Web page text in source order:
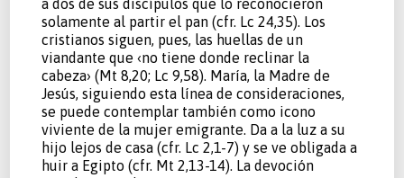
a dos de sus discípulos que lo reconocieron
solamente al partir el pan (cfr. Lc 24,35). Los
cristianos siguen, pues, las huellas de un
viandante que ‹no tiene donde reclinar la
cabeza› (Mt 8,20; Lc 9,58). María, la Madre de
Jesús, siguiendo esta línea de consideraciones,
se puede contemplar también como icono
viviente de la mujer emigrante. Da a la luz a su
hijo lejos de casa (cfr. Lc 2,1-7) y se ve obligada a
huir a Egipto (cfr. Mt 2,13-14). La devoción